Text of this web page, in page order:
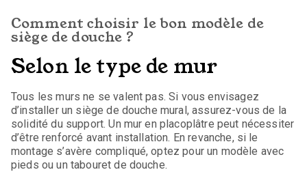
Comment choisir le bon modèle de
siège de douche ?
Selon le type de mur
Tous les murs ne se valent pas. Si vous envisagez
d’installer un siège de douche mural, assurez-vous de la
solidité du support. Un mur en placoplâtre peut nécessiter
d’être renforcé avant installation. En revanche, si le
montage s’avère compliqué, optez pour un modèle avec
pieds ou un tabouret de douche.